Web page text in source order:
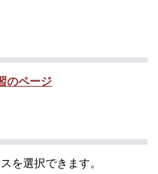
のページ
を選択できます。